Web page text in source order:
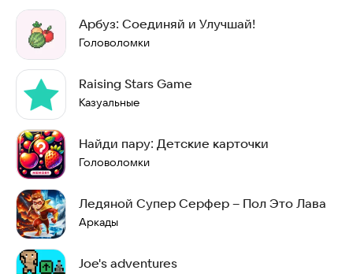
Арбуз: Соединяй и Улучшай!
Головоломки
Raising Stars Game
Казуальные
Найди пару: Детские карточки
Головоломки
Ледяной Супер Серфер – Пол Это Лава
Аркады
Joe's adventures